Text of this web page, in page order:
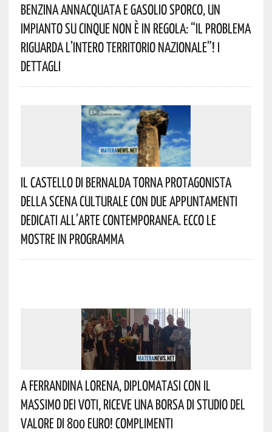
Benzina Annacquata E Gasolio Sporco, Un
Impianto Su Cinque Non È In Regola: “il Problema
Riguarda L’intero Territorio Nazionale”! I
Dettagli
Il Castello Di Bernalda Torna Protagonista
Della Scena Culturale Con Due Appuntamenti
Dedicati All’arte Contemporanea. Ecco Le
Mostre In Programma
A Ferrandina Lorena, Diplomatasi Con Il
Massimo Dei Voti, Riceve Una Borsa Di Studio Del
Valore Di 800 Euro! Complimenti